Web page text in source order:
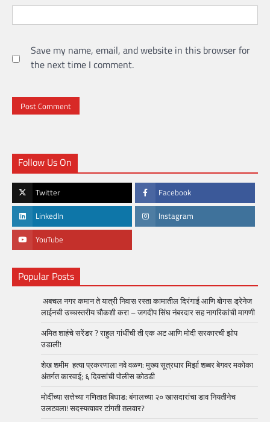
Save my name, email, and website in this browser for
the next time I comment.
Follow Us On
Twitter Facebook
LinkedIn Instagram
YouTube
Popular Posts
अबचल नगर कमान ते यात्री निवास रस्ता कामातील दिरंगाई आणि बोगस ड्रेनेज
लाईनची उच्चस्तरीय चौकशी करा – जगदीप सिंघ नंबरदार सह नागरिकांची मागणी
अमित शाहंचे सरेंडर ? राहुल गांधींची ती एक अट आणि मोदी सरकारची झोप
उडाली!
शेख शमीम हत्या प्रकरणाला नवे वळण: मुख्य सूत्रधार मिर्झा शब्बर बेगवर मकोका
अंतर्गत कारवाई; ६ दिवसांची पोलीस कोठडी
मोदींच्या सत्तेच्या गणितात बिघाड: बंगालच्या २० खासदारांचा डाव नियतीनेच
उलटवला! सदस्यत्वावर टांगती तलवार?